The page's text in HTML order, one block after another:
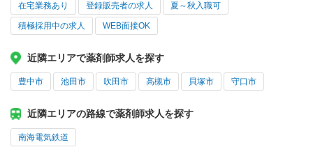
在宅業務あり 登録販売者の求人 夏～秋入職可
積極採用中の求人 WEB面接OK
近隣エリアで薬剤師求人を探す
豊中市 池田市 吹田市 高槻市 貝塚市 守口市
近隣エリアの路線で薬剤師求人を探す
南海電気鉄道